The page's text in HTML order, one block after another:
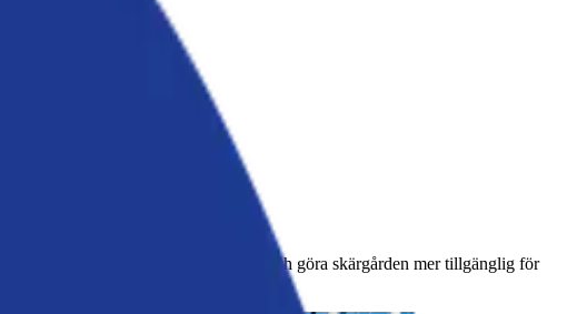
utveckla sin marina infrastruktur och göra skärgården mer tillgänglig för
boende och besökare.